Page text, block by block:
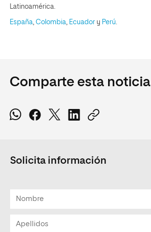
Latinoamérica.
España Colombia Ecuador y Perú
Comparte esta noticia
Solicita información